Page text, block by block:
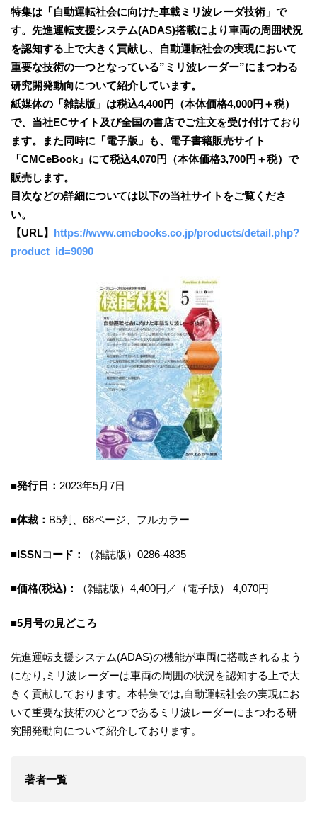
特集は「自動運転社会に向けた車載ミリ波レーダ技術」で
す。先進運転支援システム(ADAS)搭載により車両の周囲状況
を認知する上で大きく貢献し、自動運転社会の実現において
重要な技術の一つとなっている”ミリ波レーダー”にまつわる
研究開発動向について紹介しています。
紙媒体の「雑誌版」は税込4,400円（本体価格4,000円＋税）
で、当社ECサイト及び全国の書店でご注文を受け付けており
ます。また同時に「電子版」も、電子書籍販売サイト
「CMCeBook」にて税込4,070円（本体価格3,700円＋税）で
販売します。
目次などの詳細については以下の当社サイトをご覧くださ
い。
【URL】 https://www.cmcbooks.co.jp/products/detail.php?
product_id=9090
■発行日： 2023年5月7日
■体裁： B5判、68ページ、フルカラー
■ISSNコード： （雑誌版）0286-4835
■価格(税込)： （雑誌版）4,400円／（電子版） 4,070円
■5月号の見どころ
先進運転支援システム(ADAS)の機能が車両に搭載されるよう
になり,ミリ波レーダーは車両の周囲の状況を認知する上で大
きく貢献しております。本特集では,自動運転社会の実現にお
いて重要な技術のひとつであるミリ波レーダーにまつわる研
究開発動向について紹介しております。
著者一覧